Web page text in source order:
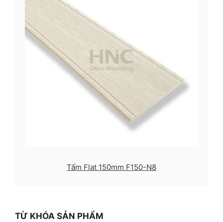
Tấm Flat 150mm F150-N8
TỪ KHÓA SẢN PHẨM